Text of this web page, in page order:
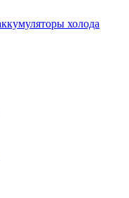
холода